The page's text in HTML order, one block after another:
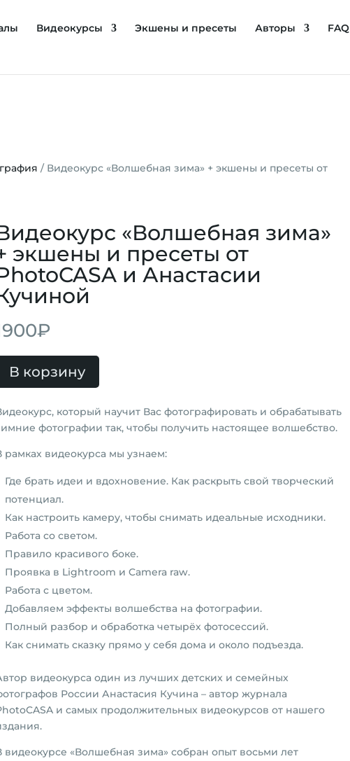
Видеокурсы Экшены и пресеты Авторы FAQ
/ Видеокурс «Волшебная зима» + экшены и пресеты от
«Волшебная зима»
экшены и пресеты от
и Анастасии
₽
В корзину
который научит Вас фотографировать и обрабатывать
фотографии так, чтобы получить настоящее волшебство.
рамках видеокурса мы узнаем:
Где брать идеи и вдохновение. Как раскрыть свой творческий
потенциал.
Как настроить камеру, чтобы снимать идеальные исходники.
Работа со светом.
Правило красивого боке.
Проявка в Lightroom и Camera raw.
Работа с цветом.
Добавляем эффекты волшебства на фотографии.
Полный разбор и обработка четырёх фотосессий.
Как снимать сказку прямо у себя дома и около подъезда.
видеокурса один из лучших детских и семейных
России Анастасия Кучина – автор журнала
и самых продолжительных видеокурсов от нашего
видеокурсе «Волшебная зима» собран опыт восьми лет